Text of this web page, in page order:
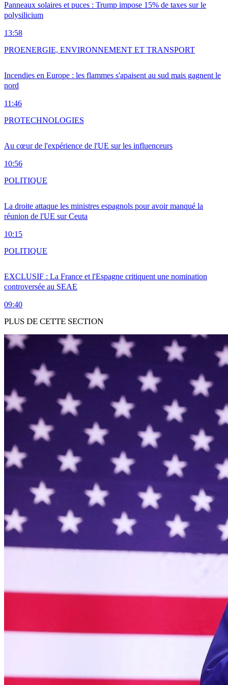
Panneaux solaires et puces : Trump impose 15% de taxes sur le
polysilicium
13:58
Incendies en Europe : les flammes s'apaisent au sud mais gagnent le
nord
11:46
PROENERGIE, ENVIRONNEMENT ET TRANSPORT
Au cœur de l'expérience de l'UE sur les influenceurs
10:56
PROTECHNOLOGIES
La droite attaque les ministres espagnols pour avoir manqué la
réunion de l'UE sur Ceuta
10:15
POLITIQUE
EXCLUSIF : La France et l'Espagne critiquent une nomination
controversée au SEAE
09:40
POLITIQUE
PLUS DE CETTE SECTION